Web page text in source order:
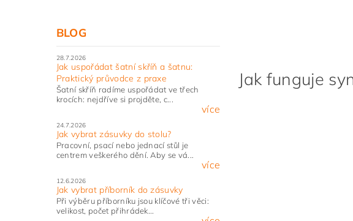
BLOG
28.7.2026
Jak uspořádat šatní skříň a šatnu:
Praktický průvodce z praxe
Šatní skříň radíme uspořádat ve třech
krocích: nejdříve si projděte, c...
více
24.7.2026
Jak vybrat zásuvky do stolu?
Pracovní, psací nebo jednací stůl je
centrem veškerého dění. Aby se vá...
více
12.6.2026
Jak vybrat příborník do zásuvky
Při výběru příborníku jsou klíčové tři věci:
velikost, počet přihrádek...
Jak funguje